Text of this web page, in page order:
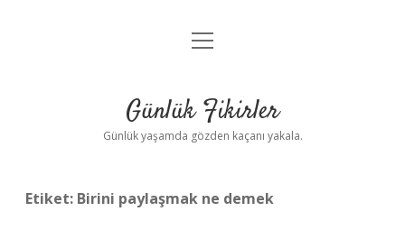
Anasayfa
Yasal Uyarı
menüyü
Günlük Fikirler
Günlük yaşamda gözden kaçanı yakala.
Etiket: Birini paylaşmak ne demek